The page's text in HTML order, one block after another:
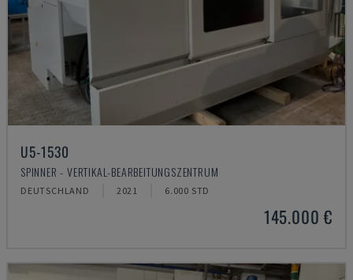
U5-1530
SPINNER - VERTIKAL-BEARBEITUNGSZENTRUM
DEUTSCHLAND 2021 6.000 STD
145.000 €